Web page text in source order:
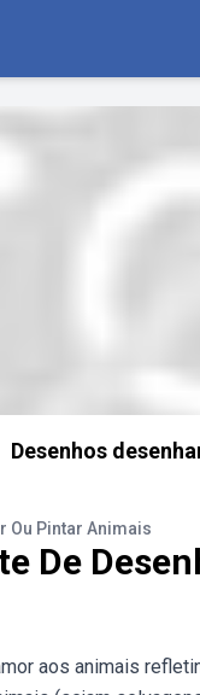
Desenhos
Ou Pintar Animais
De
aos animais